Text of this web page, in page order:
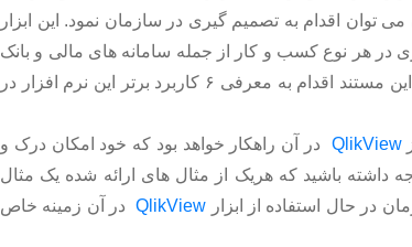
توان اقدام به تصمیم گیری در سازمان نمود. این ابزار
در هر نوع کسب و کار از جمله سامانه های مالی و بانک
ها را دارد که در این مستند اقدام به معرفی ۶ کاربرد برتر این نرم افزار در
QlikView در آن راهکار خواهد بود که خود امکان درک و
داشته باشید که هریک از مثال های ارائه شده یک مثال
در حال استفاده از ابزار QlikViewدر آن زمینه خاص